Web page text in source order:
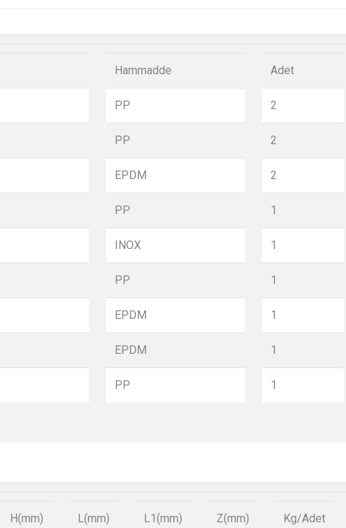
Hammadde
PP
PP
EPDM
PP
INOX
PP
EPDM
EPDM
PP
Adet
2
2
2
1
1
1
1
1
1
H(mm) L(mm) L1(mm) Z(mm) Kg/Adet